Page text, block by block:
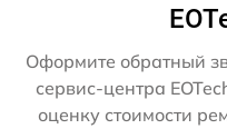
Оформите обратный
сервис-центра
оценку стоимости